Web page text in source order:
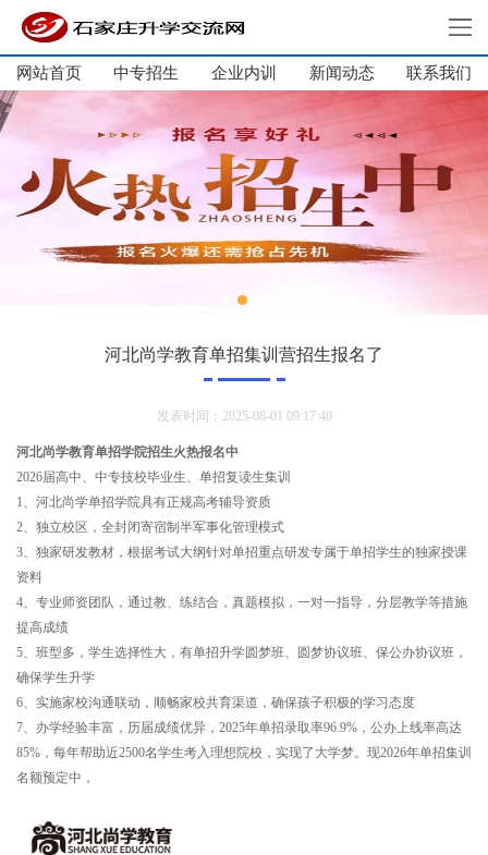
网站首页
大学生培训
单招培训
企业内训
新闻动态
联系我们
网站首页 中专招生 企业内训 新闻动态 联系我们
河北尚学教育单招集训营招生报名了
发表时间：2025-08-01 09:17:40
河北尚学教育单招学院招生火热报名中
2026届高中、中专技校毕业生、单招复读生集训
1、河北尚学单招学院具有正规高考辅导资质
2、独立校区，全封闭寄宿制半军事化管理模式
3、独家研发教材，根据考试大纲针对单招重点研发专属于单招学生的独家授课
资料
4、专业师资团队，通过教、练结合，真题模拟，一对一指导，分层教学等措施
提高成绩
5、班型多，学生选择性大，有单招升学圆梦班、圆梦协议班、保公办协议班，
确保学生升学
6、实施家校沟通联动，顺畅家校共育渠道，确保孩子积极的学习态度
7、办学经验丰富，历届成绩优异，2025年单招录取率96.9%，公办上线率高达
85%，每年帮助近2500名学生考入理想院校，实现了大学梦。现2026年单招集训
名额预定中，